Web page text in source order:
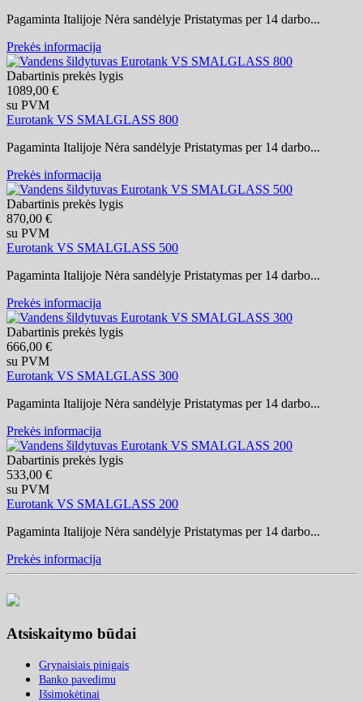
Pagaminta Italijoje Nėra sandėlyje Pristatymas per 14 darbo...
Prekės informacija
Dabartinis prekės lygis
1089,00 €
su PVM
Eurotank VS SMALGLASS 800
Pagaminta Italijoje Nėra sandėlyje Pristatymas per 14 darbo...
Prekės informacija
Dabartinis prekės lygis
870,00 €
su PVM
Eurotank VS SMALGLASS 500
Pagaminta Italijoje Nėra sandėlyje Pristatymas per 14 darbo...
Prekės informacija
Dabartinis prekės lygis
666,00 €
su PVM
Eurotank VS SMALGLASS 300
Pagaminta Italijoje Nėra sandėlyje Pristatymas per 14 darbo...
Prekės informacija
Dabartinis prekės lygis
533,00 €
su PVM
Eurotank VS SMALGLASS 200
Pagaminta Italijoje Nėra sandėlyje Pristatymas per 14 darbo...
Prekės informacija
Atsiskaitymo būdai
Grynaisiais pinigais
Banko pavedimu
Išsimokėtinai